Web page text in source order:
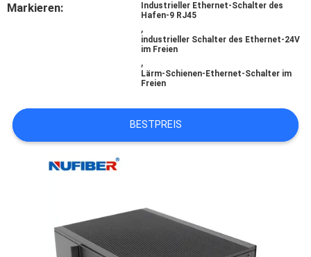
SITEMAP
Markieren:
Industrieller Ethernet-Schalter des
Hafen-9 RJ45
,
industrieller Schalter des Ethernet-24V
im Freien
,
Lärm-Schienen-Ethernet-Schalter im
Freien
BESTPREIS